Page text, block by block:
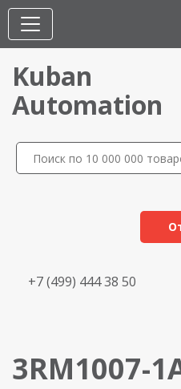
Kuban
Automation
+7 (499) 444 38 50
3RM1007-